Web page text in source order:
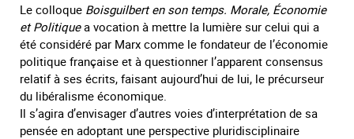
Le colloque Boisguilbert en son temps. Morale, Économie
et Politique a vocation à mettre la lumière sur celui qui a
été considéré par Marx comme le fondateur de l’économie
politique française et à questionner l’apparent consensus
relatif à ses écrits, faisant aujourd’hui de lui, le précurseur
du libéralisme économique.
Il s’agira d’envisager d’autres voies d’interprétation de sa
pensée en adoptant une perspective pluridisciplinaire